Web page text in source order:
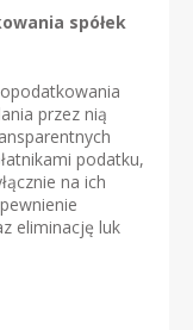
spółek
przez nią
podatku,
na ich
eliminację luk